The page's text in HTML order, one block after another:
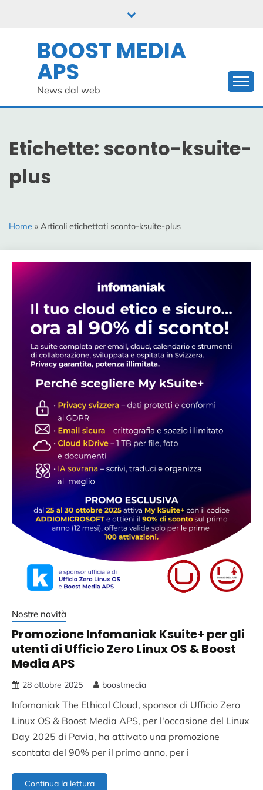
BOOST MEDIA
APS
News dal web
Etichette: sconto-ksuite-
plus
Home » Articoli etichettati sconto-ksuite-plus
Nostre novità
Promozione Infomaniak Ksuite+ per gli
utenti di Ufficio Zero Linux OS & Boost
Media APS
28 ottobre 2025 boostmedia
Infomaniak The Ethical Cloud, sponsor di Ufficio Zero
Linux OS & Boost Media APS, per l'occasione del Linux
Day 2025 di Pavia, ha attivato una promozione
scontata del 90% per il primo anno, per i
Continua la letturaPromozione